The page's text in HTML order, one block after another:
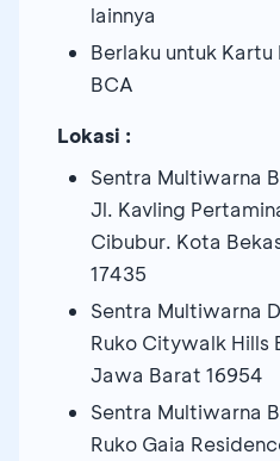
lainnya
Berlaku untuk
BCA
Lokasi :
Sentra Multiwarna
Jl. Kavling
Cibubur. Kota
17435
Sentra Multiwarna
Ruko Citywalk Hills
Jawa Barat 16954
Sentra Multiwarna
Ruko Gaia